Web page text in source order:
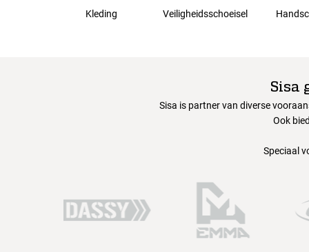
Kleding Veiligheidsschoeisel
Sisa
Sisa is partner van diverse
Ook
Speciaal